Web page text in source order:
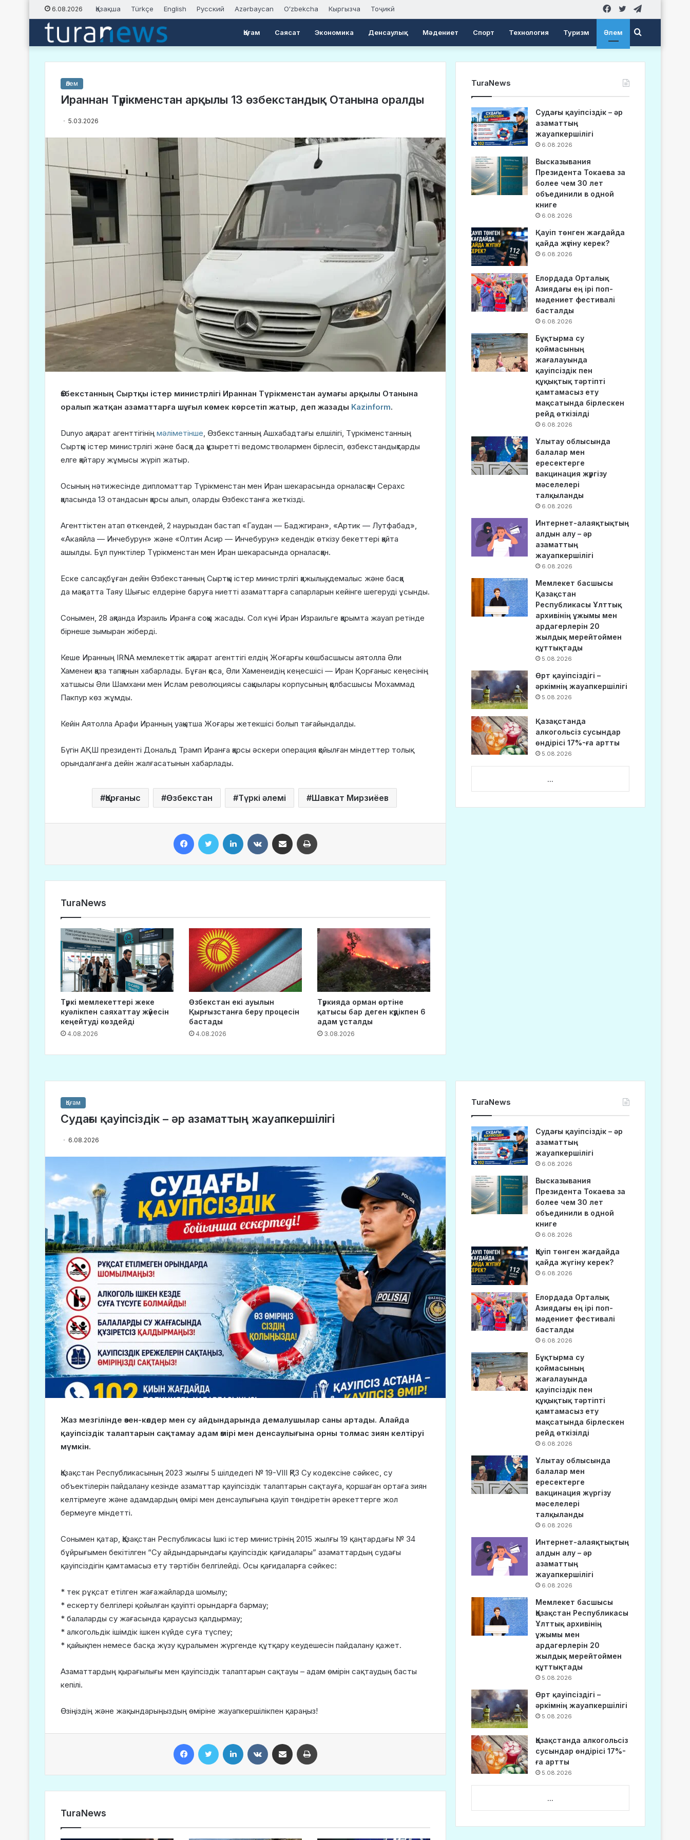
6.08.2026 Қазақша Türkçe English Русский Azərbaycan Oʻzbekcha Кыргызча Тоҷикӣ Twitter
Facebook
Қоғам Саясат Экономика Денсаулық Мәдениет Спорт Технология Туризм Әлем Search
for
Әлем
Ираннан Түрікменстан арқылы 13 өзбекстандық Отанына оралды
5.03.2026
Өзбекстанның Сыртқы істер министрлігі Ираннан Түрікменстан аумағы арқылы Отанына
оралып жатқан азаматтарға шұғыл көмек көрсетіп жатыр, деп жазады Kazinform.
Dunyo ақпарат агенттігінің мәліметінше, Өзбекстанның Ашхабадтағы елшілігі, Түркіменстанның
Сыртқы істер министрлігі және басқа да құзыретті ведомстволармен бірлесіп, өзбекстандықтарды
елге қайтару жұмысы жүріп жатыр.
Осының нәтижесінде дипломаттар Түрікменстан мен Иран шекарасында орналасқан Серахс
қаласында 13 отандасын қарсы алып, оларды Өзбекстанға жеткізді.
Агенттіктен атап өткендей, 2 наурыздан бастап «Гаудан — Баджгиран», «Артик — Лутфабад»,
«Акаяйла — Инчебурун» және «Олтин Асир — Инчебурун» кедендік өткізу бекеттері қайта
ашылды. Бұл пунктілер Түрікменстан мен Иран шекарасында орналасқан.
Еске салсақ, бұған дейін Өзбекстанның Сыртқы істер министрлігі қажылық, демалыс және басқа
да мақсатта Таяу Шығыс елдеріне баруға ниетті азаматтарға сапарларын кейінге шегеруді ұсынды.
Сонымен, 28 ақпанда Израиль Иранға соққы жасады. Сол күні Иран Израильге қарымта жауап ретінде
бірнеше зымыран жіберді.
Кеше Иранның IRNA мемлекеттік ақпарат агенттігі елдің Жоғарғы көшбасшысы аятолла Әли
Хаменеи қаза тапқанын хабарлады. Бұған қоса, Әли Хаменеидің кеңесшісі — Иран Қорғаныс кеңесінің
хатшысы Әли Шамхани мен Ислам революциясы сақшылары корпусының қолбасшысы Мохаммад
Пакпур көз жұмды.
Кейін Аятолла Арафи Иранның уақытша Жоғары жетекшісі болып тағайындалды.
Бүгін АҚШ президенті Дональд Трамп Иранға қарсы әскери операция қойылған міндеттер толық
орындалғанға дейін жалғасатынын хабарлады.
Қорғаныс Өзбекстан Түркі әлемі Шавкат Мирзиёев
TuraNews
Түркі мемлекеттері жеке
куәлікпен саяхаттау жүйесін
кеңейтуді көздейді
4.08.2026
Өзбекстан екі ауылын
Қырғызстанға беру процесін
бастады
4.08.2026
Түркияда орман өртіне
қатысы бар деген күдікпен 6
адам ұсталды
3.08.2026
TuraNews
Судағы қауіпсіздік – әр
азаматтың
жауапкершілігі
6.08.2026
Высказывания
Президента Токаева за
более чем 30 лет
объединили в одной
книге
6.08.2026
Қауіп төнген жағдайда
қайда жүгіну керек?
6.08.2026
Елордада Орталық
Азиядағы ең ірі поп-
мәдениет фестивалі
басталды
6.08.2026
Бұқтырма су
қоймасының
жағалауында
қауіпсіздік пен
құқықтық тәртіпті
қамтамасыз ету
мақсатында бірлескен
рейд өткізілді
6.08.2026
Ұлытау облысында
балалар мен
ересектерге
вакцинация жүргізу
мәселелері
талқыланды
6.08.2026
Интернет-алаяқтықтың
алдын алу – әр
азаматтың
жауапкершілігі
6.08.2026
Мемлекет басшысы
Қазақстан
Республикасы Ұлттық
архивінің ұжымы мен
ардагерлерін 20
жылдық мерейтоймен
құттықтады
5.08.2026
Өрт қауіпсіздігі –
әркімнің жауапкершілігі
5.08.2026
Қазақстанда
алкогольсіз сусындар
өндірісі 17%-ға артты
5.08.2026
...